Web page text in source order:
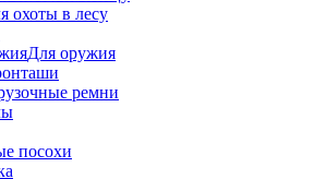
охоты в лесу
Для оружия
ремни
посохи